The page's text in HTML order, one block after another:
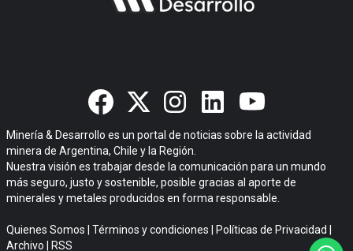
Minería & Desarrollo es un portal de noticias sobre la actividad
minera de Argentina, Chile y la Región.
Nuestra visión es trabajar desde la comunicación para un mundo
más seguro, justo y sostenible, posible gracias al aporte de
minerales y metales producidos en forma responsable.
Quienes Somos Términos y condiciones Políticas de Privacidad
Archivo
RSS